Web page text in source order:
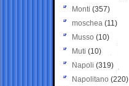
Monti (357)
moschea (11)
Musso (10)
Muti (10)
Napoli (319)
Napolitano (220)